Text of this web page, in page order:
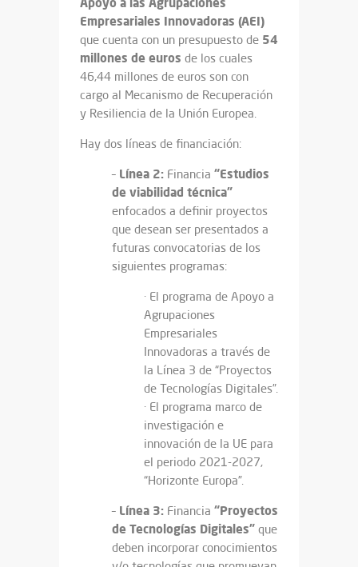
Empresariales Innovadoras (AEI)
que cuenta con un presupuesto de 54
millones de euros de los cuales
46,44 millones de euros son con
cargo al Mecanismo de Recuperación
y Resiliencia de la Unión Europea.
Hay dos líneas de financiación:
– Línea 2: Financia “Estudios
de viabilidad técnica”
enfocados a definir proyectos
que desean ser presentados a
futuras convocatorias de los
siguientes programas:
· El programa de Apoyo a
Agrupaciones
Empresariales
Innovadoras a través de
la Línea 3 de “Proyectos
de Tecnologías Digitales”.
· El programa marco de
investigación e
innovación de la UE para
el periodo 2021-2027,
“Horizonte Europa”.
– Línea 3: Financia “Proyectos
de Tecnologías Digitales” que
deben incorporar conocimientos